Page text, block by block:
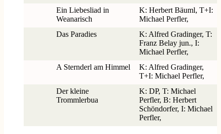
Ein Liebesliad in
Weanarisch
K: Herbert Bäuml, T+I:
Michael Perfler,
Das Paradies
K: Alfred Gradinger, T:
Franz Belay jun., I:
Michael Perfler,
A Sternderl am Himmel
K: Alfred Gradinger,
T+I: Michael Perfler,
Der kleine
Trommlerbua
K: DP, T: Michael
Perfler, B: Herbert
Schöndorfer, I: Michael
Perfler,